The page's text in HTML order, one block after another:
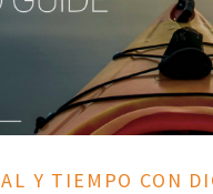
Y TIEMPO CON